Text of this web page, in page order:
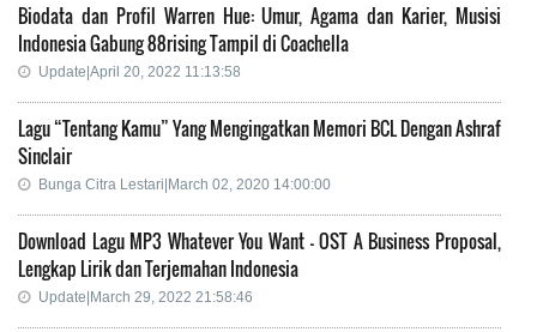
Biodata dan Profil Warren Hue: Umur, Agama dan Karier, Musisi
Indonesia Gabung 88rising Tampil di Coachella
Update|April 20, 2022 11:13:58
Lagu “Tentang Kamu” Yang Mengingatkan Memori BCL Dengan Ashraf
Sinclair
Bunga Citra Lestari|March 02, 2020 14:00:00
Download Lagu MP3 Whatever You Want - OST A Business Proposal,
Lengkap Lirik dan Terjemahan Indonesia
Update|March 29, 2022 21:58:46